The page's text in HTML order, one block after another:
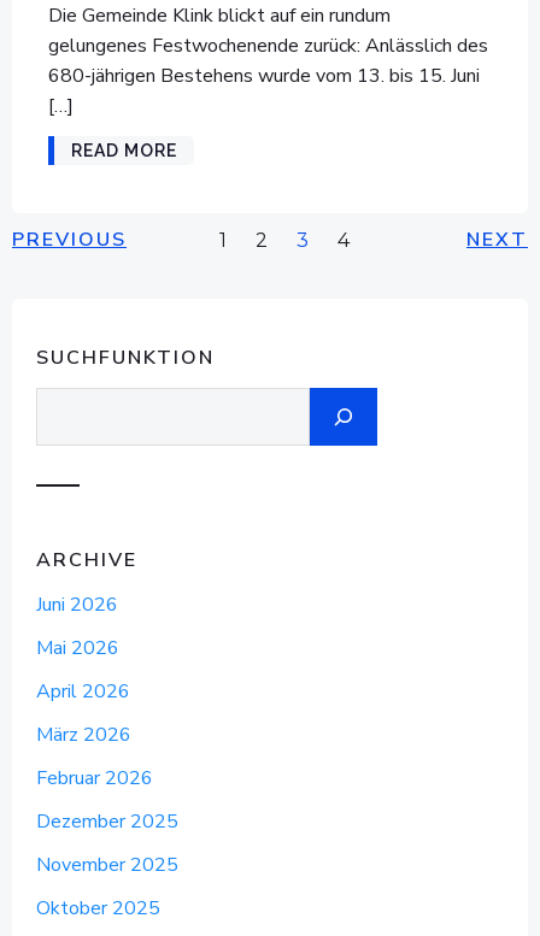
Die Gemeinde Klink blickt auf ein rundum
gelungenes Festwochenende zurück: Anlässlich des
680-jährigen Bestehens wurde vom 13. bis 15. Juni
[…]
READ MORE
POSTS
PREVIOUS
POSTS
Page
1 Page
2 Page
3 Page
4 NEXT
SUCHFUNKTION
ARCHIVE
Juni 2026
Mai 2026
April 2026
März 2026
Februar 2026
Dezember 2025
November 2025
Oktober 2025